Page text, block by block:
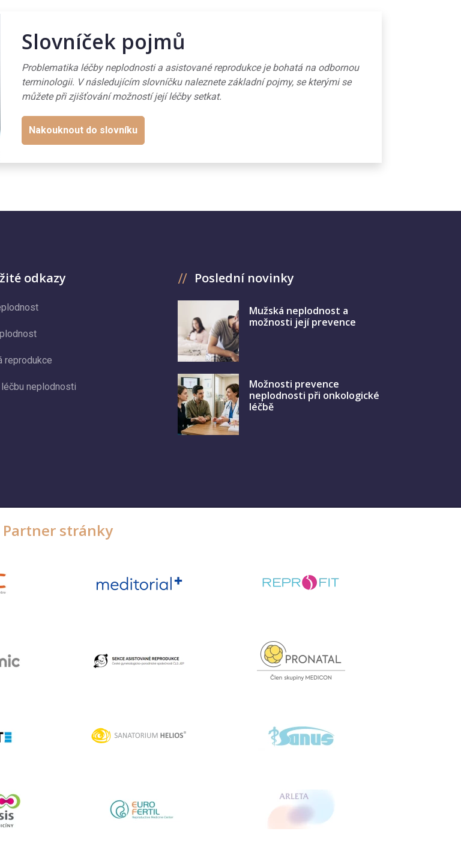
Slovníček pojmů
Problematika léčby neplodnosti a asistované reprodukce je bohatá na odbornou
terminologii. V následujícím slovníčku naleznete základní pojmy, se kterými se
můžete při zjišťování možností její léčby setkat.
Nakouknout do slovníku
odkazy
reprodukce
neplodnosti
Poslední novinky
Mužská neplodnost a
možnosti její prevence
Možnosti prevence
neplodnosti při onkologické
léčbě
Partner stránky